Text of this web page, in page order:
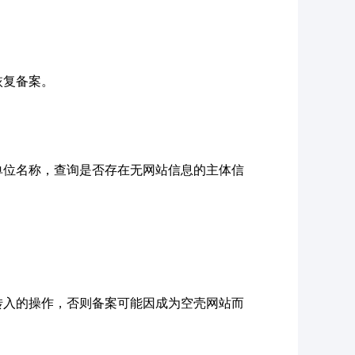
备案。
名称，查询是否存在无网站信息的主体信
的操作，否则备案可能因成为空壳网站而